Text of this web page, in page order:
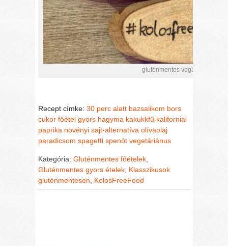
gluténmentes vegán
Recept címke:30 perc alatt bazsalikom bors
cukor főétel gyors hagyma kakukkfű kaliforniai
paprika növényi sajt-alternatíva olívaolaj
paradicsom spagetti spenót vegetáriánus
Kategória:Gluténmentes főételek
Gluténmentes gyors ételek Klasszikusok
gluténmentesen
KolosFreeFood